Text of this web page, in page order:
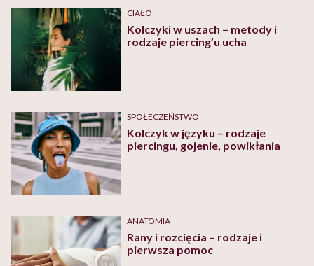
CIAŁO
Kolczyki w uszach – metody i
rodzaje piercing’u ucha
SPOŁECZEŃSTWO
Kolczyk w języku – rodzaje
piercingu, gojenie, powikłania
ANATOMIA
Rany i rozcięcia – rodzaje i
pierwsza pomoc